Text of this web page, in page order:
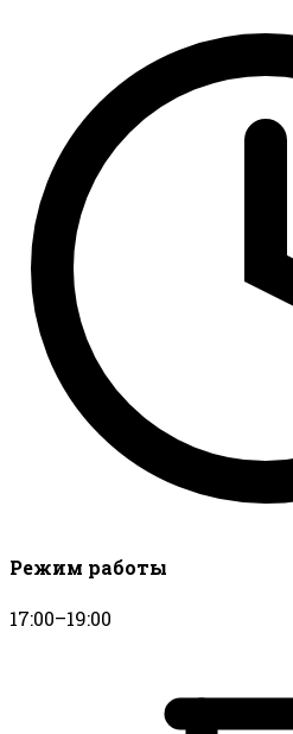
Режим работы
17:00–19:00